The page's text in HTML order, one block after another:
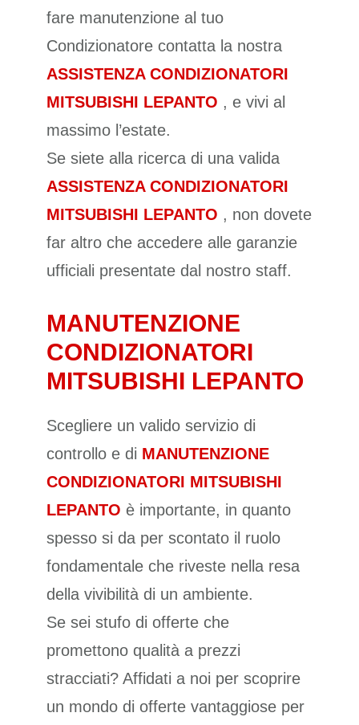
fare manutenzione al tuo
Condizionatore contatta la nostra
ASSISTENZA CONDIZIONATORI
MITSUBISHI LEPANTO , e vivi al
massimo l’estate.
Se siete alla ricerca di una valida
ASSISTENZA CONDIZIONATORI
MITSUBISHI LEPANTO , non dovete
far altro che accedere alle garanzie
ufficiali presentate dal nostro staff.
MANUTENZIONE
CONDIZIONATORI
MITSUBISHI LEPANTO
Scegliere un valido servizio di
controllo e di MANUTENZIONE
CONDIZIONATORI MITSUBISHI
LEPANTO è importante, in quanto
spesso si da per scontato il ruolo
fondamentale che riveste nella resa
della vivibilità di un ambiente.
Se sei stufo di offerte che
promettono qualità a prezzi
stracciati? Affidati a noi per scoprire
un mondo di offerte vantaggiose per